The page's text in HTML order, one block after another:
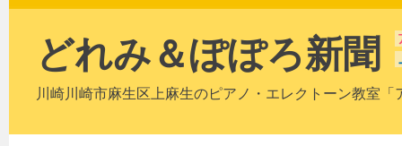
どれみ＆ぽぽろ新聞
川崎川崎市麻生区上麻生のピアノ・エレクトーン教室